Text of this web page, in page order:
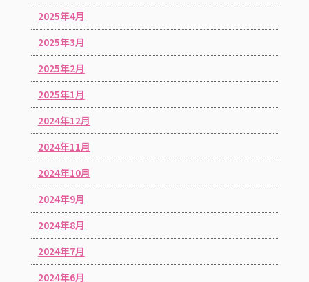
2025年4月
2025年3月
2025年2月
2025年1月
2024年12月
2024年11月
2024年10月
2024年9月
2024年8月
2024年7月
2024年6月